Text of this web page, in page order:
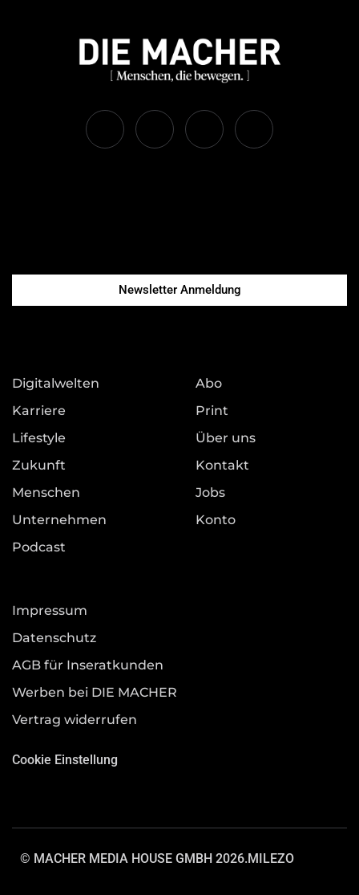
Newsletter Anmeldung
Digitalwelten
Karriere
Lifestyle
Zukunft
Menschen
Unternehmen
Podcast
Abo
Print
Über uns
Kontakt
Jobs
Konto
Impressum
Datenschutz
AGB für Inseratkunden
Werben bei DIE MACHER
Vertrag widerrufen
Cookie Einstellung
© MACHER MEDIA HOUSE GMBH 2026.MILEZO